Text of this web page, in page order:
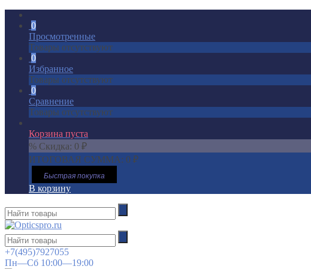
0
Просмотренные
Товары отсутствуют
0
Избранное
Товары отсутствуют
0
Сравнение
Товары отсутствуют
Корзина пуста
% Скидка: 0 ₽
ИТОГОВАЯ СУММА: 0 ₽
Быстрая покупка
В корзину
+7(495)7927055
Пн—Сб 10:00—19:00